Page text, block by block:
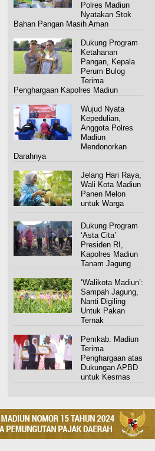
Polres Madiun
Nyatakan Stok
Bahan Pangan Masih Aman
Dukung Program
Ketahanan
Pangan, Kepala
Perum Bulog
Terima
Penghargaan Kapolres Madiun
Wujud Nyata
Kepedulian,
Anggota Polres
Madiun
Mendonorkan
Darahnya
Jelang Hari Raya,
Wali Kota Madiun
Panen Melon
untuk Warga
Dukung Program
‘Asta Cita’
Presiden RI,
Kapolres Madiun
Tanam Jagung
‘Walikota Madiun’:
Sampah Jagung,
Nanti Digiling
Untuk Pakan
Ternak
Pemkab. Madiun
Terima
Penghargaan atas
Dukungan APBD
untuk Kesmas